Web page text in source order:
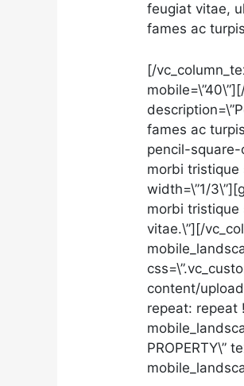
feugiat vitae,
fames ac
[/
fames ac
pencil-square-
morbi tristique
width=\”1/
morbi
vitae.\”][/
content/
repeat: repeat
PROPERTY\”